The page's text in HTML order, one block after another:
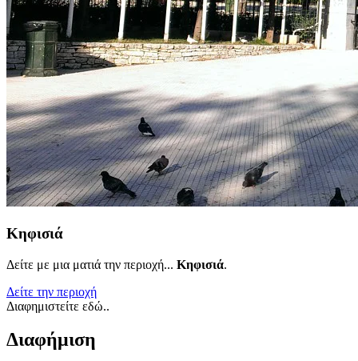
Κηφισιά
Δείτε με μια ματιά την περιοχή... Κηφισιά.
Δείτε την περιοχή
Διαφημιστείτε εδώ..
Διαφήμιση